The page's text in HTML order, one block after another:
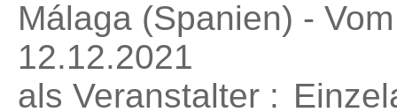
Málaga (Spanien) -
12.12.2021
als Veranstalter :